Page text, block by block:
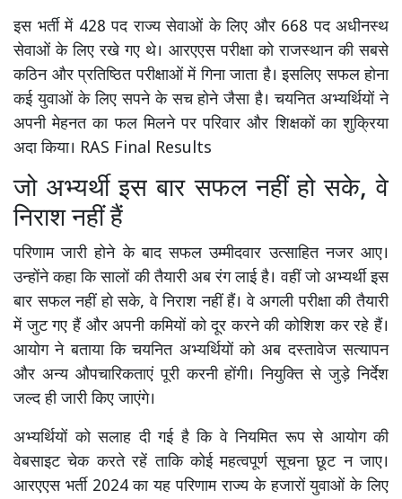
इस भर्ती में 428 पद राज्य सेवाओं के लिए और 668 पद अधीनस्थ
सेवाओं के लिए रखे गए थे। आरएएस परीक्षा को राजस्थान की सबसे
कठिन और प्रतिष्ठित परीक्षाओं में गिना जाता है। इसलिए सफल होना
कई युवाओं के लिए सपने के सच होने जैसा है। चयनित अभ्यर्थियों ने
अपनी मेहनत का फल मिलने पर परिवार और शिक्षकों का शुक्रिया
अदा किया। RAS Final Results
जो अभ्यर्थी इस बार सफल नहीं हो सके, वे
निराश नहीं हैं
परिणाम जारी होने के बाद सफल उम्मीदवार उत्साहित नजर आए।
उन्होंने कहा कि सालों की तैयारी अब रंग लाई है। वहीं जो अभ्यर्थी इस
बार सफल नहीं हो सके, वे निराश नहीं हैं। वे अगली परीक्षा की तैयारी
में जुट गए हैं और अपनी कमियों को दूर करने की कोशिश कर रहे हैं।
आयोग ने बताया कि चयनित अभ्यर्थियों को अब दस्तावेज सत्यापन
और अन्य औपचारिकताएं पूरी करनी होंगी। नियुक्ति से जुड़े निर्देश
जल्द ही जारी किए जाएंगे।
अभ्यर्थियों को सलाह दी गई है कि वे नियमित रूप से आयोग की
वेबसाइट चेक करते रहें ताकि कोई महत्वपूर्ण सूचना छूट न जाए।
आरएएस भर्ती 2024 का यह परिणाम राज्य के हजारों युवाओं के लिए